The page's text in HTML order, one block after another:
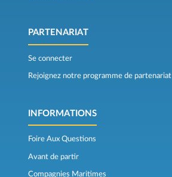
PARTENARIAT
Se connecter
Rejoignez notre programme de partenariat
INFORMATIONS
Foire Aux Questions
Avant de partir
Compagnies Maritimes